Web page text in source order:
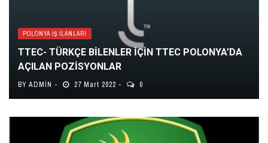
POLONYA İŞ İLANLARI
TTEC- TÜRKÇE BİLENLER İÇİN TTEC POLONYA’DA
AÇILAN POZİSYONLAR
BY ADMIN 27 Mart 2022 0